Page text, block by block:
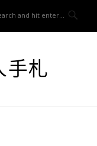
手札